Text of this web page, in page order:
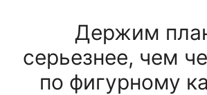
Держим
серьезнее, чем
по фигурному